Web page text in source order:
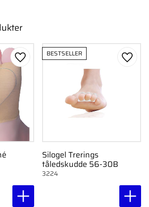
Gem som favorit
Silogel Trerings
tåledskudde 56-30B
3224
BESTSELLER
Gem